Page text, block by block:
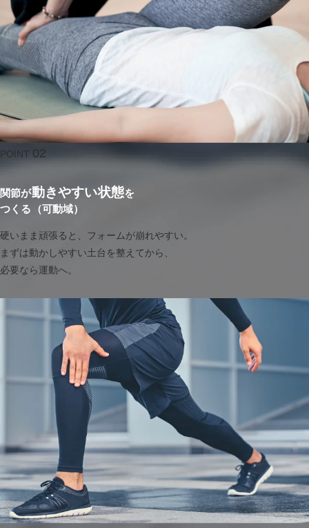
POINT 02
関節が動きやすい状態を
つくる（可動域）
硬いまま頑張ると、フォームが崩れやすい。
まずは動かしやすい土台を整えてから、
必要なら運動へ。